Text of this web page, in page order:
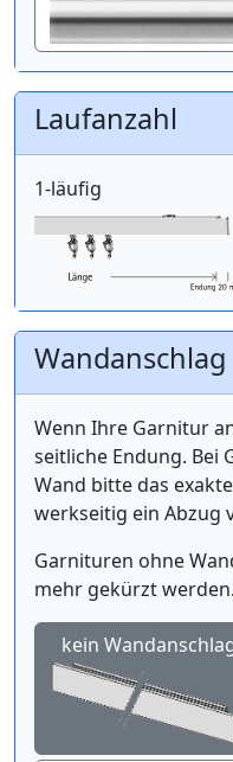
Laufanzahl
1-läufig
Wandanschlag
Wenn Ihre Garnitur
seitliche Endung. Bei
Wand bitte das
werkseitig ein Abzug
Garnituren ohne
mehr gekürzt werden.
kein